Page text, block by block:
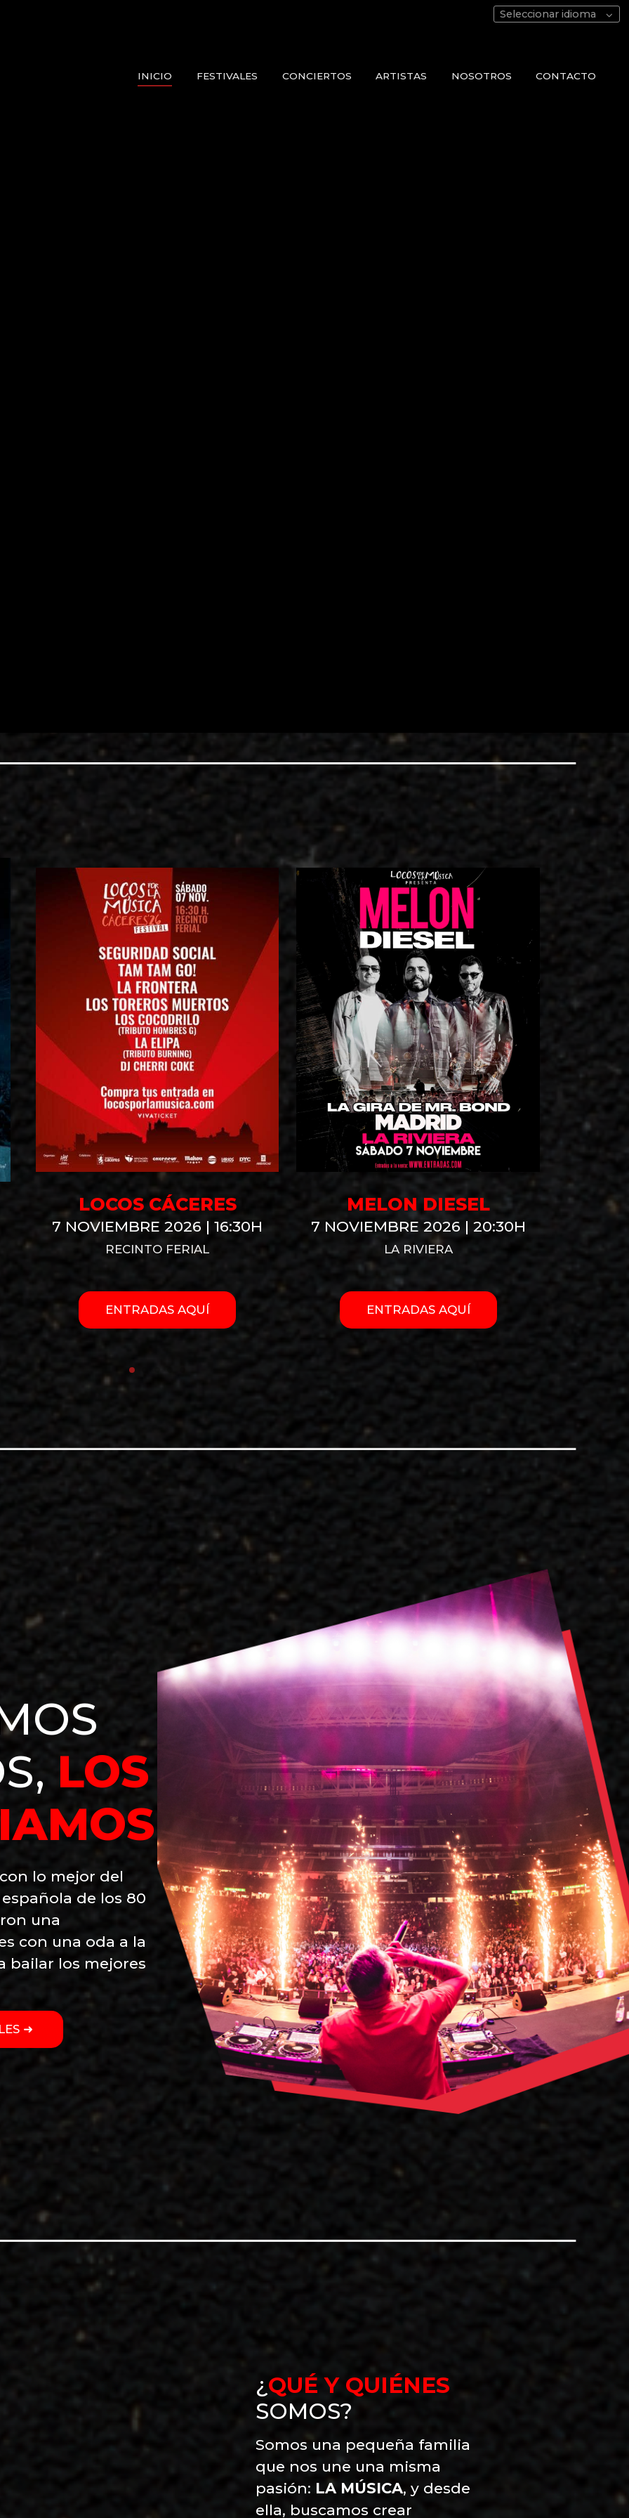
Seleccionar idioma
INICIO FESTIVALES CONCIERTOS ARTISTAS NOSOTROS CONTACTO
LOCOS CÁCERES
7 NOVIEMBRE 2026 | 16:30H
RECINTO FERIAL
ENTRADAS AQUÍ
MELON DIESEL
7 NOVIEMBRE 2026 | 20:30H
LA RIVIERA
ENTRADAS AQUÍ
LOS
lo mejor del
de los 80
una
con una oda a la
bailar los mejores
➜
¿ QUÉ Y QUIÉNES
SOMOS?
Somos una pequeña familia
que nos une una misma
pasión: LA MÚSICA, y desde
ella, buscamos crear